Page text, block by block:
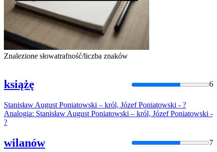
Znalezione słowatrafność/liczba znaków
książę 6
Stanisław August Poniatowski – król, JózefPoniatowski - ?
Analogia: Stanisław August Poniatowski – król, JózefPoniatowski -
?
wilanów 7